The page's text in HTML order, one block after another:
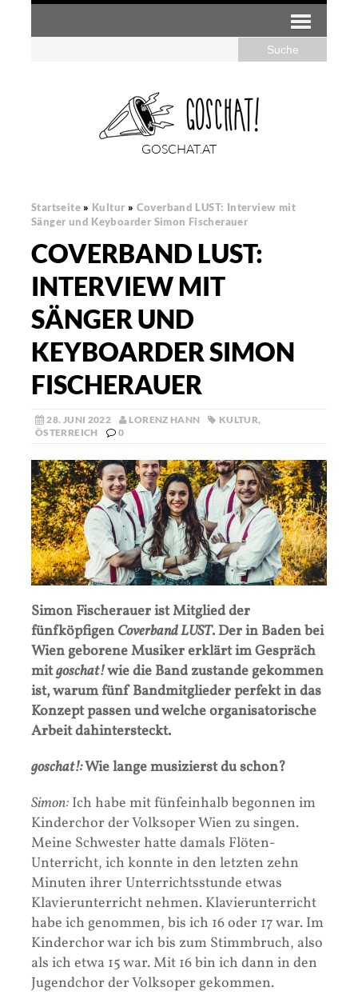
GOSCHAT.AT
Startseite » Kultur » Coverband LUST: Interview mit
Sänger und Keyboarder Simon Fischerauer
COVERBAND LUST:
INTERVIEW MIT
SÄNGER UND
KEYBOARDER SIMON
FISCHERAUER
28. JUNI 2022 LORENZ HANN KULTUR,
ÖSTERREICH
0
Simon Fischerauer ist Mitglied der
fünfköpfigen Coverband LUST. Der in Baden bei
Wien geborene Musiker erklärt im Gespräch
mitgoschat!wie die Band zustande gekommen
ist, warum fünf Bandmitglieder perfekt in das
Konzept passen und welche organisatorische
Arbeit dahintersteckt.
goschat!:Wie lange musizierst du schon?
Simon: Ich habe mit fünfeinhalb begonnen im
Kinderchor der Volksoper Wien zu singen.
Meine Schwester hatte damals Flöten-
Unterricht, ich konnte in den letzten zehn
Minuten ihrer Unterrichtsstunde etwas
Klavierunterricht nehmen. Klavierunterricht
habe ich genommen, bis ich 16 oder 17 war. Im
Kinderchor war ich bis zum Stimmbruch, also
als ich etwa 15 war. Mit 16 bin ich dann in den
Jugendchor der Volksoper gekommen.